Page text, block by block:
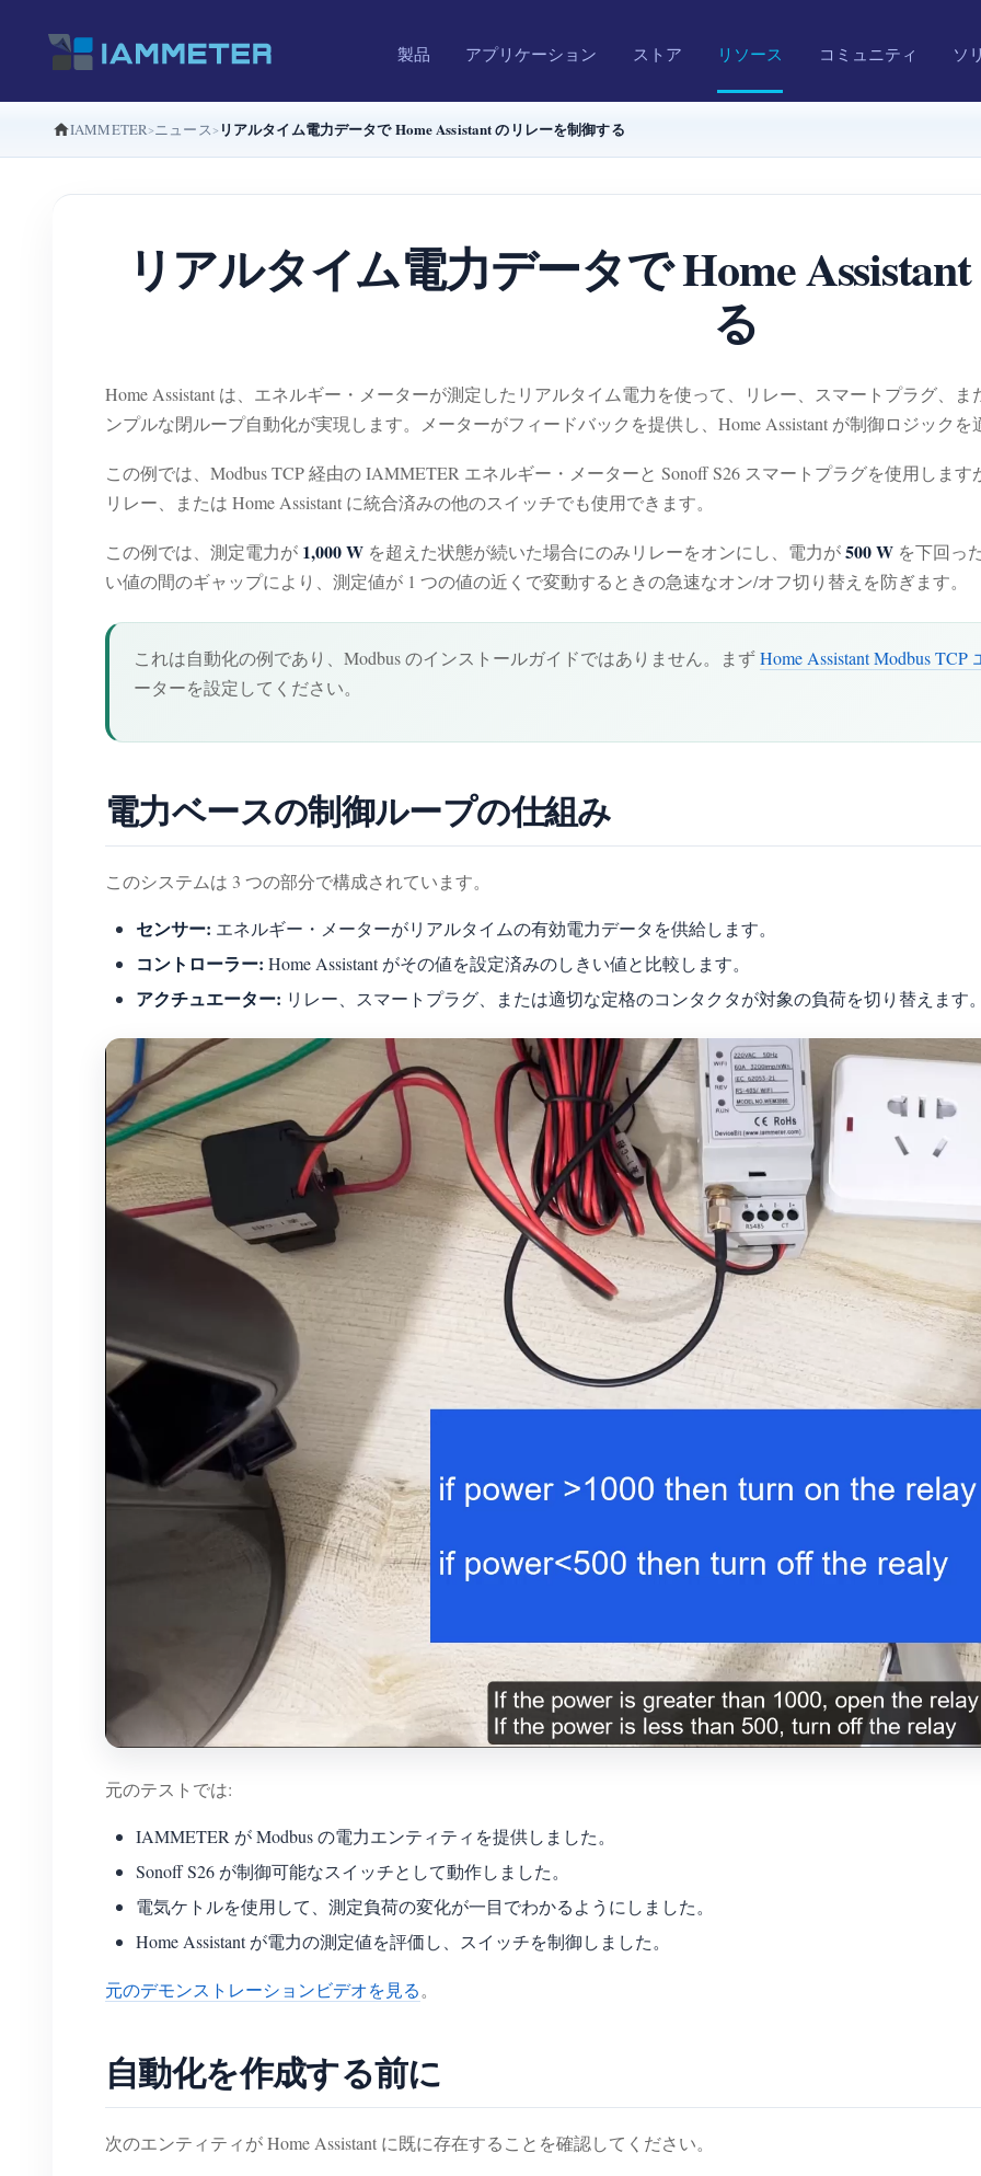
製品 アプリケーション ストア リソース コミュニティ ソ
IAMMETER ニュース リアルタイム電力データで Home Assistant のリレーを制御する
リアルタイム電力データで Home
る
Home Assistant は、エネルギー・メーターが測定したリアルタイム電力を使って、リレー、スマートプラグ、
ンプルな閉ループ自動化が実現します。メーターがフィードバックを提供し、Home Assistant が制御ロジック
この例では、Modbus TCP 経由の IAMMETER エネルギー・メーターと Sonoff S26 スマートプラグを使用します
リレー、または Home Assistant に統合済みの他のスイッチでも使用できます。
この例では、測定電力が 1,000 W を超えた状態が続いた場合にのみリレーをオンにし、電力が500 W を下回っ
い値の間のギャップにより、測定値が 1 つの値の近くで変動するときの急速なオン/オフ切り替えを防ぎます。
これは自動化の例であり、Modbus のインストールガイドではありません。まずHome Assistant Modbus
ーターを設定してください。
電力ベースの制御ループの仕組み
このシステムは 3 つの部分で構成されています。
センサー: エネルギー・メーターがリアルタイムの有効電力データを供給します。
コントローラー: Home Assistant がその値を設定済みのしきい値と比較します。
アクチュエーター: リレー、スマートプラグ、または適切な定格のコンタクタが対象の負荷を切り替えます
元のテストでは:
IAMMETER が Modbus の電力エンティティを提供しました。
Sonoff S26 が制御可能なスイッチとして動作しました。
電気ケトルを使用して、測定負荷の変化が一目でわかるようにしました。
Home Assistant が電力の測定値を評価し、スイッチを制御しました。
元のデモンストレーションビデオを見る。
自動化を作成する前に
次のエンティティが Home Assistant に既に存在することを確認してください。